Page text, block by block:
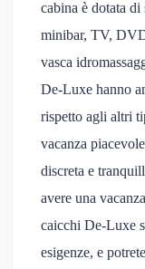
cabina è dotata
minibar, TV,
vasca
De-Luxe hanno
rispetto agli altri
vacanza
discreta e
avere una
caicchi De-Luxe
esigenze, e